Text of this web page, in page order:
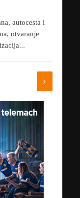
autocesta i
otvaranje